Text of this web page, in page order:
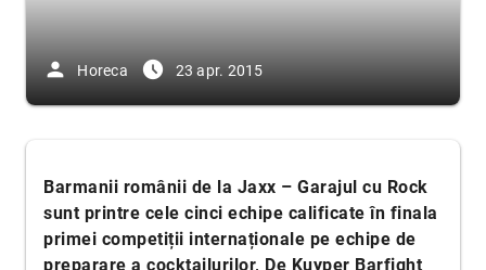
person Horeca access_time_filled 23 apr. 2015
Barmanii românii de la Jaxx – Garajul cu Rock
sunt printre cele cinci echipe calificate în finala
primei competiții internaționale pe echipe de
preparare a cocktailurilor, De Kuyper Barfight